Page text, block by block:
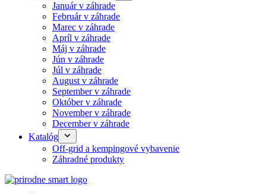
Január v záhrade
Február v záhrade
Marec v záhrade
Apríl v záhrade
Máj v záhrade
Jún v záhrade
Júl v záhrade
August v záhrade
September v záhrade
Október v záhrade
November v záhrade
December v záhrade
Katalóg
Off-grid a kempingové vybavenie
Záhradné produkty